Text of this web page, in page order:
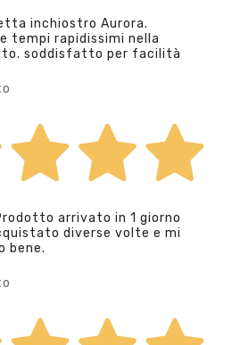
inchiostro Aurora.
tempi rapidissimi nella
soddisfatto per facilità
arrivato in 1 giorno
diverse volte e mi
bene.